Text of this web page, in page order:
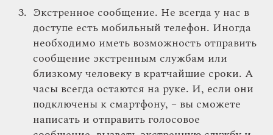
Экстренное сообщение. Не всегда у нас в
доступе есть мобильный телефон. Иногда
необходимо иметь возможность отправить
сообщение экстренным службам или
близкому человеку в кратчайшие сроки. А
часы всегда остаются на руке. И, если они
подключены к смартфону, – вы сможете
написать и отправить голосовое